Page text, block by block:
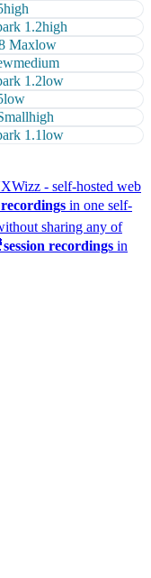
high
1.2high
Maxlow
medium
1.2low
low
high
1.1low
- self-hosted web
recordings in one self-
sharing any of
session recordings in